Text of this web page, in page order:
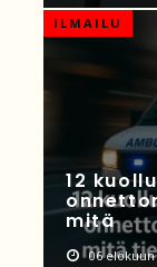
ILMAILU
12
mitä
06 elokuun